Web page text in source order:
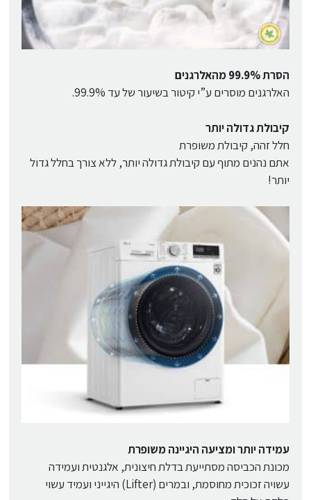
הסרת 99.9% מהאלרגנים
האלרגנים מוסרים ע”י קיטור בשיעור של עד 99.9%.
קיבולת גדולה יותר
חלל זהה, קיבולת משופרת
אתם נהנים מתוף עם קיבולת גדולה יותר, ללא צורך בחלל גדול
יותר!
עמידה יותר ומציעה היגיינה משופרת
מכונת הכביסה מסתייעת בדלת חיצונית, אלגנטית ועמידה
עשויה זכוכית מחוסמת, ובמרים (Lifter) היגייני ועמיד עשוי